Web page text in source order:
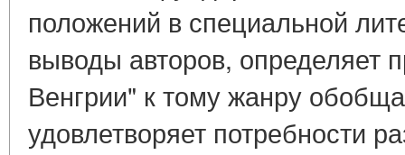
положений в специальной
выводы авторов, определяет
Венгрии" к тому жанру
удовлетворяет потребности